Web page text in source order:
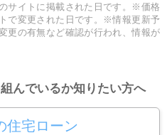
サイトに掲載された日です。※価格
で変更された日です。※情報更新予
更の有無など確認が行われ、情報が
んでいるか知りたい方へ
住宅ローン